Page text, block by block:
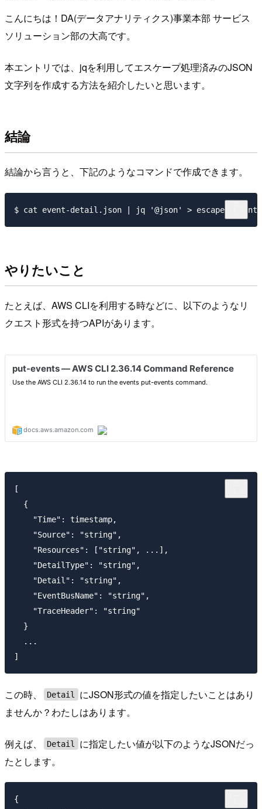
こんにちは！DA(データアナリティクス)事業本部 サービス
ソリューション部の大高です。
本エントリでは、jqを利用してエスケープ処理済みのJSON
文字列を作成する方法を紹介したいと思います。
結論
結論から言うと、下記のようなコマンドで作成できます。
やりたいこと
たとえば、AWS CLIを利用する時などに、以下のようなリ
クエスト形式を持つAPIがあります。
[
  {
    "Time": timestamp,
    "Source": "string",
    "Resources": ["string", ...],
    "DetailType": "string",
    "Detail": "string",
    "EventBusName": "string",
    "TraceHeader": "string"
  }
  ...
この時、 Detail
にJSON形式の値を指定したいことはあり
ませんか？わたしはあります。
例えば、 Detail
に指定したい値が以下のようなJSONだっ
たとします。
{